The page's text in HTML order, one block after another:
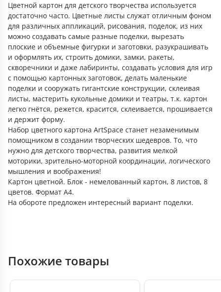
Цветной картон для детского творчества используется
достаточно часто. Цветные листы служат отличным фоном
для различных аппликаций, рисования, поделок, из них
можно создавать самые разные поделки, вырезать
плоские и объемные фигурки и заготовки, разукрашивать
и оформлять их, строить домики, замки, ракеты,
скворечники и даже лабиринты, создавать условия для игр
с помощью картонных заготовок, делать маленькие
поделки и сооружать гигантские конструкции, склеивая
листы, мастерить кукольные домики и театры, т.к. картон
легко гнётся, режется, красится, склеивается, прошивается
и держит форму.
Набор цветного картона ArtSpace станет незаменимым
помощником в создании творческих шедевров. То, что
нужно для детского творчества, развития мелкой
моторики, зрительно-моторной координации, логического
мышления и воображения!
Картон цветной. Блок - немелованный картон, 8 листов, 8
цветов. Формат А4.
На обороте предложен интересный вариант поделки.
Похожие товары